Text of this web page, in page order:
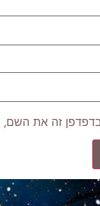
זה את השם,